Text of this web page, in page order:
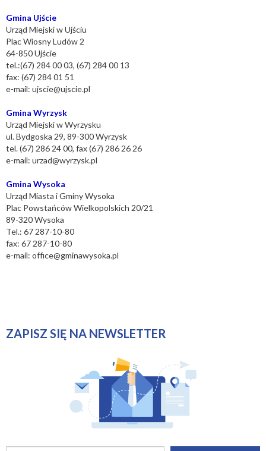
Gmina Ujście
Urząd Miejski w Ujściu
Plac Wiosny Ludów 2
64-850 Ujście
tel.:(67) 284 00 03, (67) 284 00 13
fax: (67) 284 01 51
e-mail: ujscie@ujscie.pl
Gmina Wyrzysk
Urząd Miejski w Wyrzysku
ul. Bydgoska 29, 89-300 Wyrzysk
tel. (67) 286 24 00, fax (67) 286 26 26
e-mail: urzad@wyrzysk.pl
Gmina Wysoka
Urząd Miasta i Gminy Wysoka
Plac Powstańców Wielkopolskich 20/21
89-320 Wysoka
Tel.: 67 287-10-80
fax: 67 287-10-80
e-mail: office@gminawysoka.pl
ZAPISZ SIĘ NA NEWSLETTER